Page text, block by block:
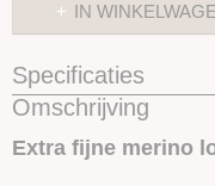
IN
Specificaties
Productcode
Omschrijving
Extra fijne merino